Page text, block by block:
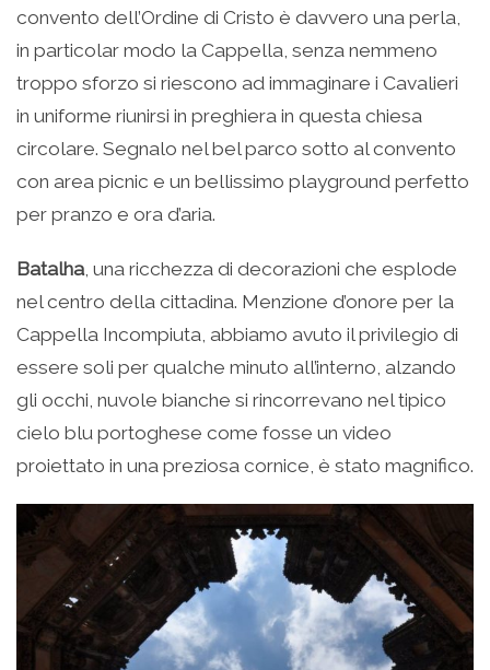
convento dell’Ordine di Cristo è davvero una perla,
in particolar modo la Cappella, senza nemmeno
troppo sforzo si riescono ad immaginare i Cavalieri
in uniforme riunirsi in preghiera in questa chiesa
circolare. Segnalo nel bel parco sotto al convento
con area picnic e un bellissimo playground perfetto
per pranzo e ora d’aria.
Batalha, una ricchezza di decorazioni che esplode
nel centro della cittadina. Menzione d’onore per la
Cappella Incompiuta, abbiamo avuto il privilegio di
essere soli per qualche minuto all’interno, alzando
gli occhi, nuvole bianche si rincorrevano nel tipico
cielo blu portoghese come fosse un video
proiettato in una preziosa cornice, è stato magnifico.